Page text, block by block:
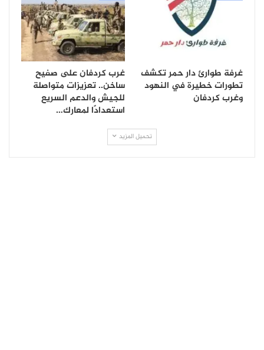
غرفة طوارئ دار حمر تكشف
تطورات خطيرة في النهود
وغرب كردفان
غرب كردفان على صفيح
ساخن.. تعزيزات متواصلة
للجيش والدعم السريع
استعدادًا لمعارك…
تحميل المزيد